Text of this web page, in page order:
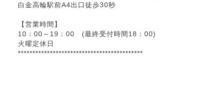
白金高輪駅前A4出口徒歩30秒
【営業時間】
10：00～19：00 (最終受付時間18：00)
火曜定休日
*******************************************